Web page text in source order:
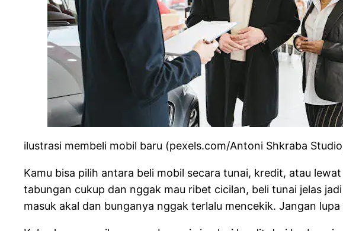
ilustrasi membeli mobil baru (pexels.com/Antoni Shkraba
Kamu bisa pilih antara beli mobil secara tunai, kredit, atau
tabungan cukup dan nggak mau ribet cicilan, beli tunai jelas
masuk akal dan bunganya nggak terlalu mencekik. Jangan